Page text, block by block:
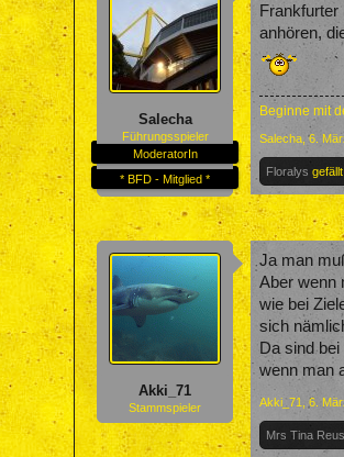
Salecha
Führungsspieler
ModeratorIn
* BFD - Mitglied *
anhören,
Beginne mit
Salecha 6.
Floralys gefällt
Akki_71
Stammspieler
Ja man
Aber wenn
wie bei
sich
Da sind
wenn man
Akki_71 6.
Mrs Tina Reus